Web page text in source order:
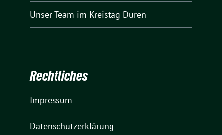
Unser Team im Kreistag Düren
Rechtliches
Impressum
Datenschutzerklärung